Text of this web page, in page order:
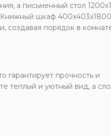
а письменный стол
Книжный шкаф
создавая порядок в
гарантирует прочность и
теплый и уютный вид, а